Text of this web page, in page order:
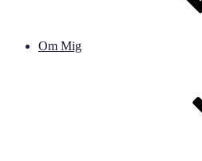
Om Mig